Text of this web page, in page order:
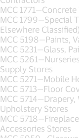
MCC
MCC 1799—Special
Elsewhere
MCC 5198—Paints,
MCC 5231—Glass,
MCC
Supply Stores
MCC 5271—Mobile
MCC 5713—Floor
MCC
Upholstery Stores
MCC
Accessories Stores